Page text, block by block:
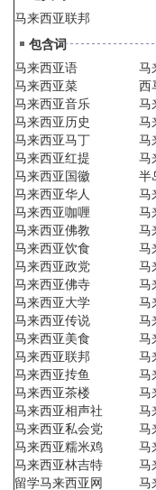
马来西亚联邦
包含词
马来西亚语
马
马来西亚菜
西
马来西亚音乐
马
马来西亚历史
马
马来西亚马丁
马
马来西亚红提
马
马来西亚国徽
半
马来西亚华人
马
马来西亚咖喱
马
马来西亚佛教
马
马来西亚饮食
马
马来西亚政党
马
马来西亚佛寺
马
马来西亚大学
马
马来西亚传说
马
马来西亚美食
马
马来西亚联邦
马
马来西亚抟鱼
马
马来西亚茶楼
马
马来西亚相声社
马
马来西亚私会党
马
马来西亚糯米鸡
马
马来西亚林吉特
马
留学马来西亚网
马